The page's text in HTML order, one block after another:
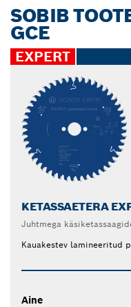
SOBIB
GCE
EXPERT
KETASSAETERA
Juhtmega
Kauakestev lamineeritud
Aine